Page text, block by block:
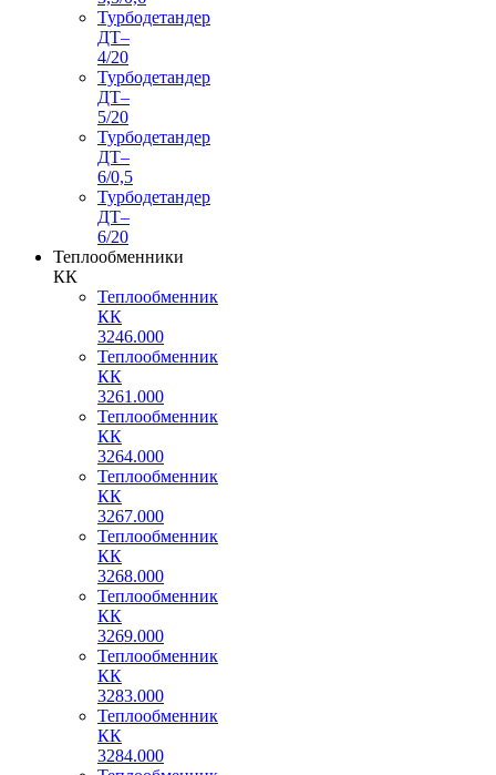
Турбодетандер
ДТ–
4/20
Турбодетандер
ДТ–
5/20
Турбодетандер
ДТ–
6/0,5
Турбодетандер
ДТ–
6/20
Теплообменники
КК
Теплообменник
КК
3246.000
Теплообменник
КК
3261.000
Теплообменник
КК
3264.000
Теплообменник
КК
3267.000
Теплообменник
КК
3268.000
Теплообменник
КК
3269.000
Теплообменник
КК
3283.000
Теплообменник
КК
3284.000